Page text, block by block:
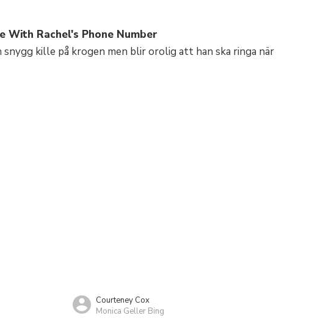
With Rachel's Phone Number
kille på krogen men blir orolig att han ska ringa när
Courteney Cox
Monica Geller Bing